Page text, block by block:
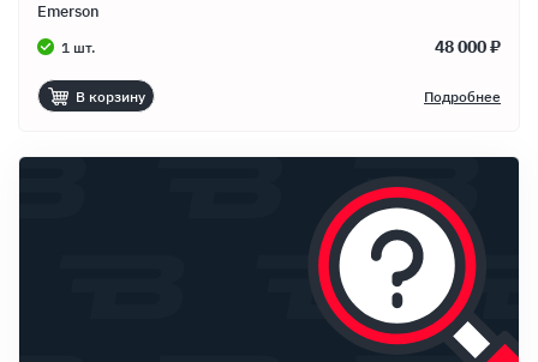
Emerson
1 шт. 48 000 ₽
В корзину Подробнее